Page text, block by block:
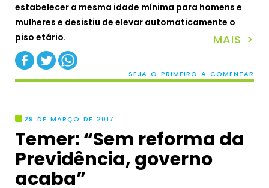
estabelecer a mesma idade mínima para homens e
mulheres e desistiu de elevar automaticamente o
piso etário.
MAIS >
SEJA O PRIMEIRO A COMENTAR
29 DE MARÇO DE 2017
Temer: “Sem reforma da
Previdência, governo
acaba”